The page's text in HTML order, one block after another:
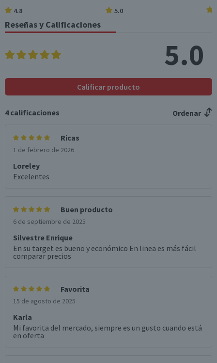
Azúcares totales
(g)
*Ingesta de referencia de un adulto promedio (8400 kj / 2000 kcal)
4.8 5.0
Reseñas y Calificaciones
5.0
Calificar producto
4 calificaciones Ordenar
Ricas
1 de febrero de 2026
Loreley
Excelentes
Buen producto
6 de septiembre de 2025
Silvestre Enrique
En su target es bueno y económico En linea es más fácil
comparar precios
Favorita
15 de agosto de 2025
Karla
Mi favorita del mercado, siempre es un gusto cuando está
en oferta